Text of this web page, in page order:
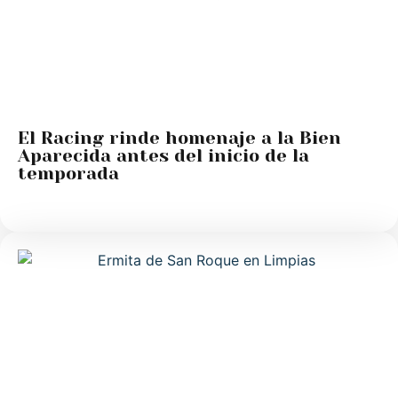
El Racing rinde homenaje a la Bien
Aparecida antes del inicio de la
temporada